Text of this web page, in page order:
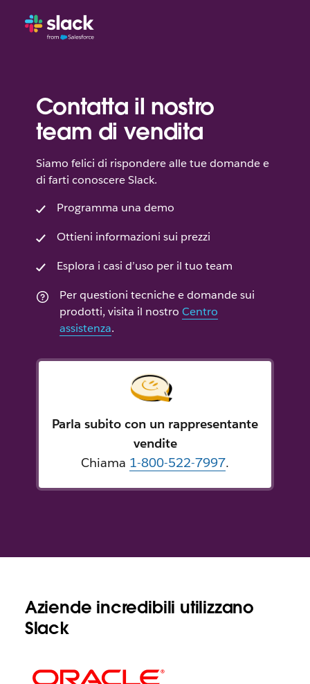
Contatta il nostro
team di vendita
Siamo felici di rispondere alle tue domande e
di farti conoscere Slack.
Programma una demo
Ottieni informazioni sui prezzi
Esplora i casi d’uso per il tuo team
Per questioni tecniche e domande sui
prodotti, visita il nostro Centro
assistenza.
Parla subito con un rappresentante
vendite
Chiama 1-800-522-7997.
Aziende incredibili utilizzano
Slack